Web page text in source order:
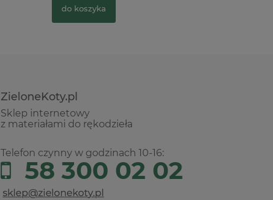
do koszyka
ZieloneKoty.pl
Sklep internetowy
z materiałami do rękodzieła
Telefon czynny w godzinach 10-16:
58 300 02 02